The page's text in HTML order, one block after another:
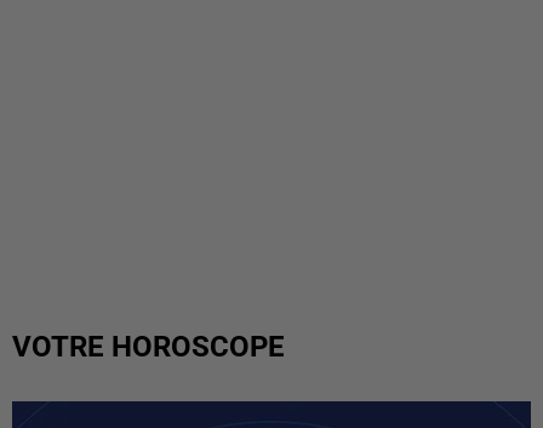
VOTRE HOROSCOPE